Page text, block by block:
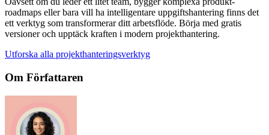
roadmaps eller bara vill ha intelligentare uppgiftshantering finns det
ett verktyg som transformerar ditt arbetsflöde. Börja med gratis
versioner och upptäck kraften i modern projekthantering.
Utforska alla projekthanteringsverktyg
Om Författaren